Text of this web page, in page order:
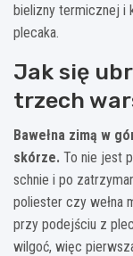
bielizny termicznej i
plecaka.
Jak się
trzech
Bawełna zimą w
skórze. To nie jest
schnie i po
poliester czy wełna
przy podejściu z
wilgoć, więc